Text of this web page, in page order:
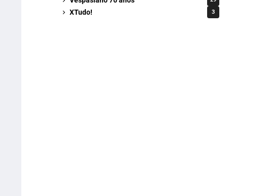
XTudo! 3